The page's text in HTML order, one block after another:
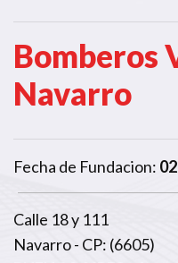
Bomberos
Navarro
Fecha de Fundacion:
Calle 18 y 111
Navarro - CP: (6605)